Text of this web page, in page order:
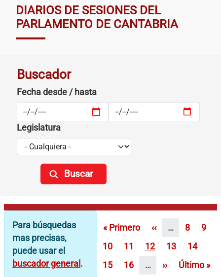
DIARIOS DE SESIONES DEL
PARLAMENTO DE CANTABRIA
Buscador
Fecha desde / hasta
Legislatura
Para búsquedas
mas precisas,
puede usar el
buscador general .
Paginación
Primera página
« Primero Página anterior
‹‹ … Página
8
9
Página
10 Página
11 Página
12 Página
13 Página
14
Página
15 Página
16 … Siguiente
›› Última
Último »